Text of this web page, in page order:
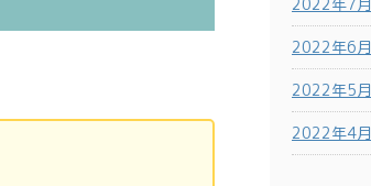
2022年6月
2022年5月
2022年4月